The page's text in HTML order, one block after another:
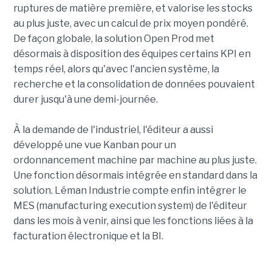
ruptures de matière première, et valorise les stocks
au plus juste, avec un calcul de prix moyen pondéré.
De façon globale, la solution Open Prod met
désormais à disposition des équipes certains KPI en
temps réel, alors qu'avec l'ancien système, la
recherche et la consolidation de données pouvaient
durer jusqu'à une demi-journée.
À la demande de l'industriel, l'éditeur a aussi
développé une vue Kanban pour un
ordonnancement machine par machine au plus juste.
Une fonction désormais intégrée en standard dans la
solution. Léman Industrie compte enfin intégrer le
MES (manufacturing execution system) de l'éditeur
dans les mois à venir, ainsi que les fonctions liées à la
facturation électronique et la BI.